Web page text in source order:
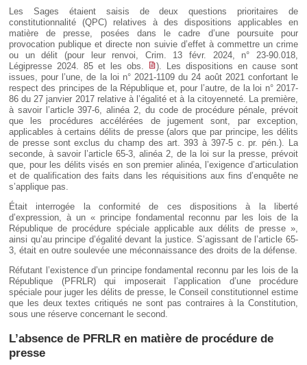
Les Sages étaient saisis de deux questions prioritaires de
constitutionnalité (QPC) relatives à des dispositions applicables en
matière de presse, posées dans le cadre d’une poursuite pour
provocation publique et directe non suivie d’effet à commettre un crime
ou un délit (pour leur renvoi, Crim. 13 févr. 2024, n° 23-90.018,
Légipresse 2024. 85 et les obs.
). Les dispositions en cause sont
issues, pour l’une, de la loi n° 2021-1109 du 24 août 2021 confortant le
respect des principes de la République et, pour l’autre, de la loi n° 2017-
86 du 27 janvier 2017 relative à l’égalité et à la citoyenneté. La première,
à savoir l’article 397-6, alinéa 2, du code de procédure pénale, prévoit
que les procédures accélérées de jugement sont, par exception,
applicables à certains délits de presse (alors que par principe, les délits
de presse sont exclus du champ des art. 393 à 397-5 c. pr. pén.). La
seconde, à savoir l’article 65-3, alinéa 2, de la loi sur la presse, prévoit
que, pour les délits visés en son premier alinéa, l’exigence d’articulation
et de qualification des faits dans les réquisitions aux fins d’enquête ne
s’applique pas.
Était interrogée la conformité de ces dispositions à la liberté
d’expression, à un « principe fondamental reconnu par les lois de la
République de procédure spéciale applicable aux délits de presse »,
ainsi qu’au principe d’égalité devant la justice. S’agissant de l’article 65-
3, était en outre soulevée une méconnaissance des droits de la défense.
Réfutant l’existence d’un principe fondamental reconnu par les lois de la
République (PFRLR) qui imposerait l’application d’une procédure
spéciale pour juger les délits de presse, le Conseil constitutionnel estime
que les deux textes critiqués ne sont pas contraires à la Constitution,
sous une réserve concernant le second.
L’absence de PFRLR en matière de procédure de
presse